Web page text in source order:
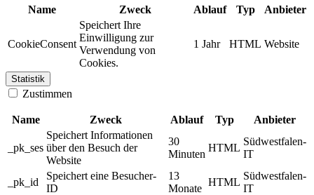
Name Zweck Ablauf Typ Anbieter
CookieConsent
Speichert Ihre
Einwilligung zur
Verwendung von
Cookies.
1 Jahr HTML Website
Statistik
Zustimmen
Name Zweck Ablauf Typ Anbieter
_pk_ses
Speichert Informationen
über den Besuch der
Website
30
Minuten
HTML
Südwestfalen-
IT
_pk_id
Speichert eine Besucher-
ID
13
Monate
HTML
Südwestfalen-
IT